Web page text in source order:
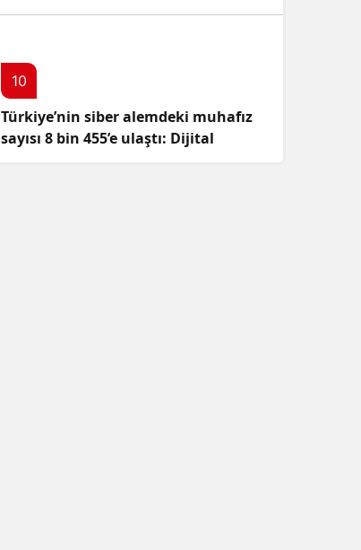
başlıyor!
10
Türkiye’nin siber alemdeki muhafız
sayısı 8 bin 455’e ulaştı: Dijital